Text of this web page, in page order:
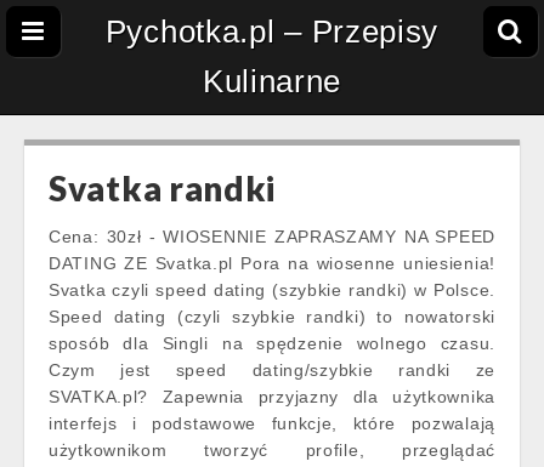
Pychotka.pl – Przepisy
Kulinarne
Svatka randki
Cena: 30zł - WIOSENNIE ZAPRASZAMY NA SPEED
DATING ZE Svatka.pl Pora na wiosenne uniesienia!
Svatka czyli speed dating (szybkie randki) w Polsce.
Speed dating (czyli szybkie randki) to nowatorski
sposób dla Singli na spędzenie wolnego czasu.
Czym jest speed dating/szybkie randki ze
SVATKA.pl? Zapewnia przyjazny dla użytkownika
interfejs i podstawowe funkcje, które pozwalają
użytkownikom tworzyć profile, przeglądać